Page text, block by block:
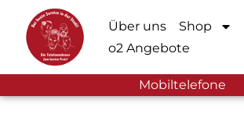
Über uns Shop
o2 Angebote
Mobiltelefone